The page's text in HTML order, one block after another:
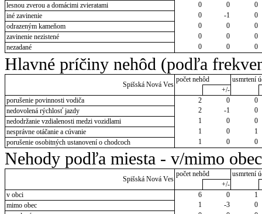
lesnou zverou a domácimi zvieratami
0 0
0
iné zavinenie
0 -1
0
odrazeným kameňom
0 0
0
zavinenie nezistené
0 0
0
nezadané
0 0 0
Hlavné príčiny nehôd (podľa
Spišská Nová Ves
počet nehôd
usmrtení
+/-
porušenie povinnosti vodiča
2 0
0
nedovolená rýchlosť jazdy
2 -1
0
nedodržanie vzdialenosti medzi vozidlami
1 0
0
nesprávne otáčanie a cúvanie
1 0
1
porušenie osobitných ustanovení o chodcoch
1 0 0
Nehody podľa miesta - v/mimo obec
Spišská Nová Ves
počet nehôd
usmrtení
+/-
v obci
6 0
1
mimo obec
1 -3
0